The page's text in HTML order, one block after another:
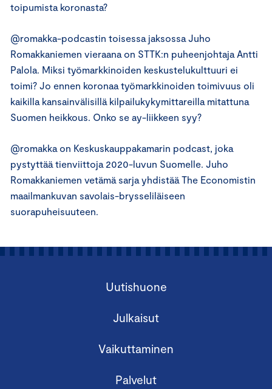
toipumista koronasta?
@romakka-podcastin toisessa jaksossa Juho
Romakkaniemen vieraana on STTK:n puheenjohtaja Antti
Palola. Miksi työmarkkinoiden keskustelukulttuuri ei
toimi? Jo ennen koronaa työmarkkinoiden toimivuus oli
kaikilla kansainvälisillä kilpailukykymittareilla mitattuna
Suomen heikkous. Onko se ay-liikkeen syy?
@romakka on Keskuskauppakamarin podcast, joka
pystyttää tienviittoja 2020-luvun Suomelle. Juho
Romakkaniemen vetämä sarja yhdistää The Economistin
maailmankuvan savolais-brysseliläiseen
suorapuheisuuteen.
Uutishuone
Julkaisut
Vaikuttaminen
Palvelut